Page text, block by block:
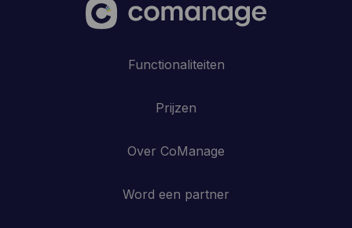
Functionaliteiten
Prijzen
Over CoManage
Word een partner